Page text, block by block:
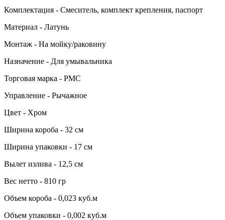
Комплектация - Смеситель, комплект крепления, паспорт
Материал - Латунь
Монтаж - На мойку/раковину
Назначение - Для умывальника
Торговая марка - РМС
Управление - Рычажное
Цвет - Хром
Ширина короба - 32 см
Ширина упаковки - 17 см
Вылет излива - 12,5 см
Вес нетто - 810 гр
Объем короба - 0,023 куб.м
Объем упаковки - 0,002 куб.м